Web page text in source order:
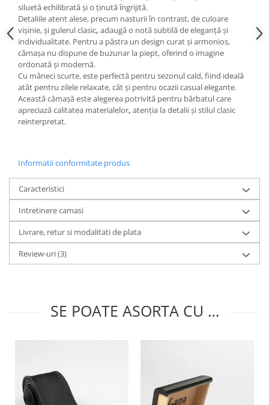
siluetă echilibrată și o ținută îngrijită.
Detaliile atent alese, precum nasturii în contrast, de culoare
vișinie, șigulerulclasic, adaugă o notă subtilă de eleganță și
individualitate. Pentru a păstra un design curat și armonios,
cămașa nu dispune de buzunar la piept, oferind o imagine
ordonată și modernă.
Cu mâneci scurte, este perfectă pentru sezonul cald, fiind ideală
atât pentru zilele relaxate, cât și pentru ocazii casual elegante.
Această cămașă este alegerea potrivită pentru bărbatul care
apreciazăcalitatea materialelor, atenția la detaliișistilul clasic
reinterpretat.
Informatii conformitate produs
Caracteristici
Intretinere camasi
Livrare, retur si modalitati de plata
Review-uri(3)
SE POATE ASORTA CU …